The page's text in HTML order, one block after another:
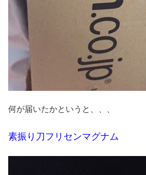
何が届いたかというと、、、
素振り刀フリセンマグナム